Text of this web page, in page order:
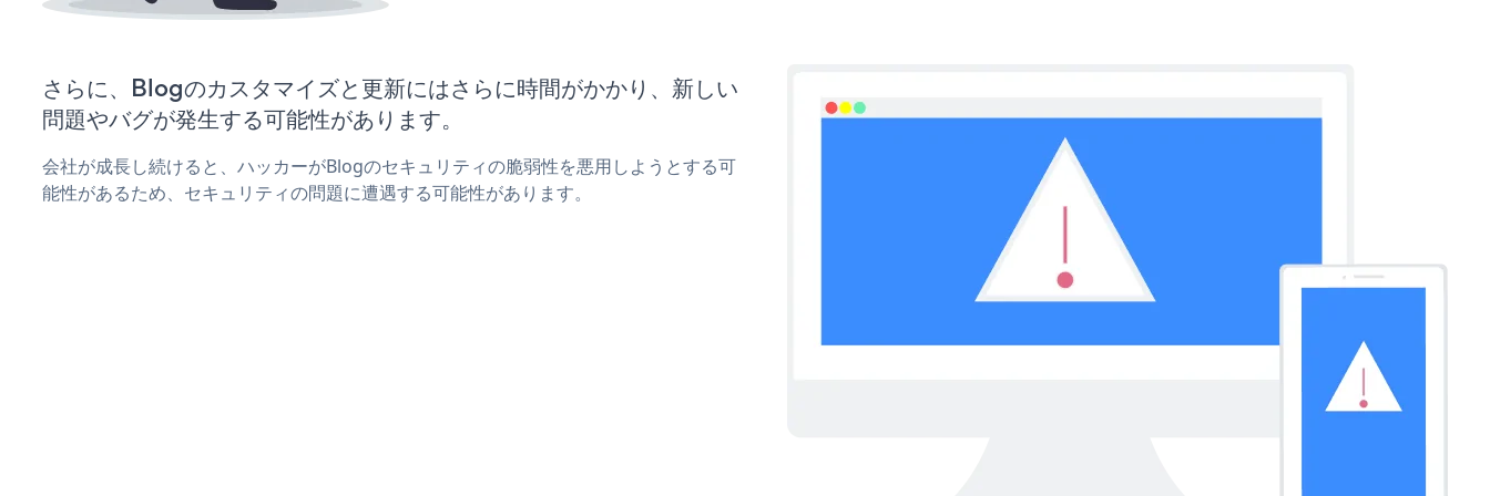
さらに、Blogのカスタマイズと更新にはさらに時間がかかり、新しい
問題やバグが発生する可能性があります。
会社が成長し続けると、ハッカーがBlogのセキュリティの脆弱性を悪用しようとする可
能性があるため、セキュリティの問題に遭遇する可能性があります。